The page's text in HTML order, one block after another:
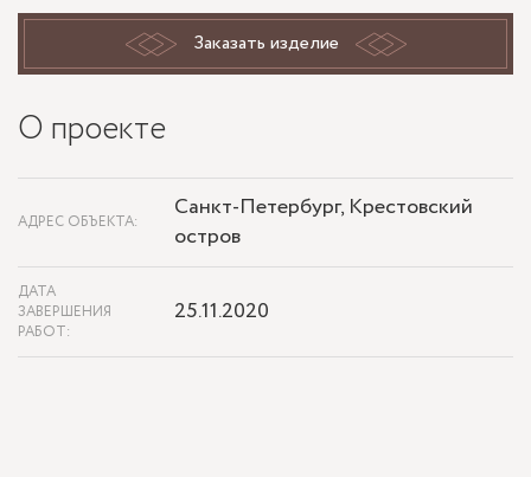
Заказать изделие
О проекте
АДРЕС ОБЪЕКТА:
Санкт-Петербург, Крестовский
остров
ДАТА
ЗАВЕРШЕНИЯ
РАБОТ:
25.11.2020